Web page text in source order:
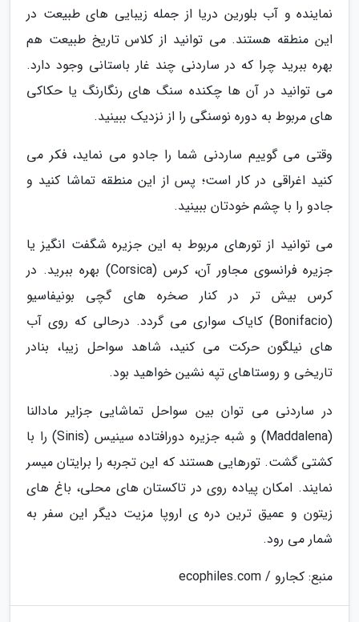
نماینده و آب بلورین دریا از جمله زیبایی های طبیعت در
این منطقه هستند. می توانید از کلاس تاریخ طبیعت هم
بهره ببرید چرا که در ساردنی چند غار باستانی وجود دارد.
می توانید در آن ها چکنده سنگ های رنگارنگ یا حکاکی
های مربوط به دوره نوسنگی را از نزدیک ببینید.
وقتی می گوییم ساردنی شما را جادو می نماید، فکر می
کنید اغراقی در کار است؛ پس از این منطقه تماشا کنید و
جادو را با چشم خودتان ببینید.
می توانید از تورهای مربوط به این جزیره شگفت انگیز یا
جزیره فرانسوی مجاور آن، کرس (Corsica) بهره ببرید. در
کرس بیش تر در کنار صخره های گچی بونیفاسیو
(Bonifacio) کایاک سواری می گردد. درحالی که روی آب
های نیلگون حرکت می کنید، شاهد سواحل زیبا، بنادر
تاریخی و روستاهای تپه نشین خواهید بود.
در ساردنی می توان بین سواحل تماشایی جزایر مادالنا
(Maddalena) و شبه جزیره دورافتاده سینیس (Sinis) را با
کشتی گشت. تورهایی هستند که این تجربه را برایتان میسر
نمایند. امکان پیاده روی در تاکستان های محلی، باغ های
زیتون و عمیق ترین دره ی اروپا مزیت دیگر این سفر به
شمار می رود.
منبع: کجارو / ecophiles.com